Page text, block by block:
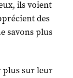
ils voient
des
savons plus
plus sur leur